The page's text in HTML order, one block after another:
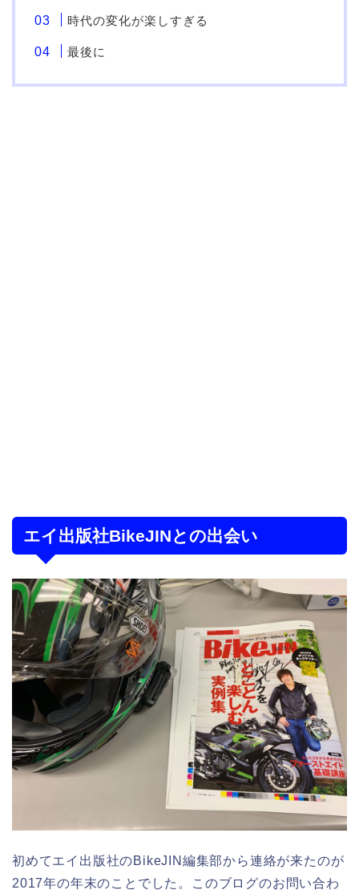
時代の変化が楽しすぎる
最後に
エイ出版社BikeJINとの出会い
初めてエイ出版社のBikeJIN編集部から連絡が来たのが
2017年の年末のことでした。このブログのお問い合わ